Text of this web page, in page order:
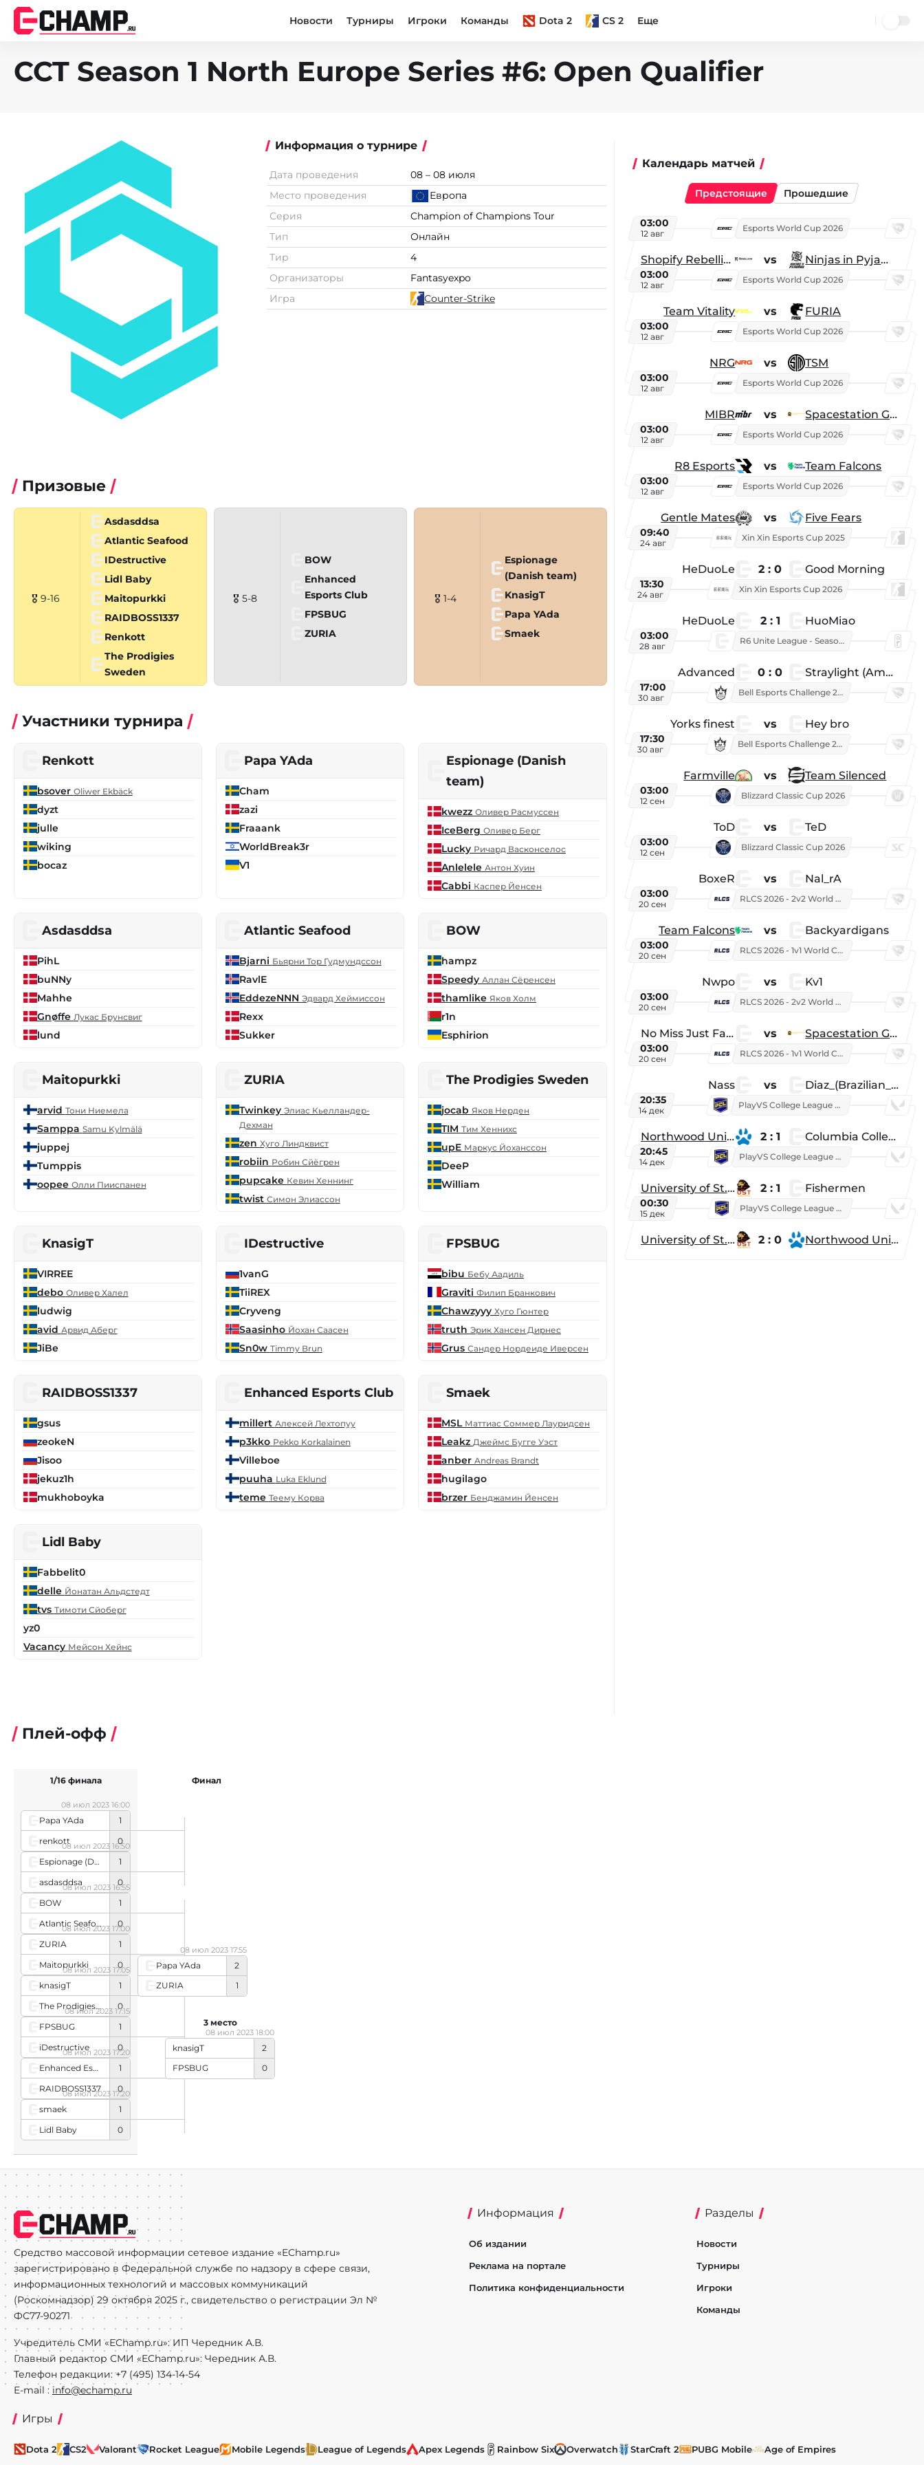
Новости Турниры Игроки Команды Dota 2 CS 2 Еще
CCT Season 1 North Europe Series #6: Open Qualifier
Информация о турнире
Дата проведения
08 – 08 июля
Место проведения
Европа
Серия
Champion of Champions Tour
Тип
Онлайн
Тир
4
Организаторы
Fantasyexpo
Игра
Counter-Strike
Призовые
🎖 9-16
Asdasddsa
Atlantic Seafood
IDestructive
Lidl Baby
Maitopurkki
RAIDBOSS1337
Renkott
The Prodigies
Sweden
🎖 5-8
BOW
Enhanced
Esports Club
FPSBUG
ZURIA
🎖 1-4
Espionage
(Danish team)
KnasigT
Papa YAda
Smaek
Участники турнира
Renkott
bsover Oliwer Ekbäck
dyzt
julle
wiking
bocaz
Papa YAda
Cham
zazi
Fraaank
WorldBreak3r
V1
Espionage (Danish
team)
kwezz Оливер Расмуссен
IceBerg Оливер Берг
Lucky Ричард Васконселос
Anlelele Антон Хуин
Cabbi Каспер Йенсен
Asdasddsa
PihL
buNNy
Mahhe
Gnøffe Лукас Брунсвиг
lund
Atlantic Seafood
Bjarni Бьярни Тор Гудмундссон
RavlE
EddezeNNN Эдвард Хеймиссон
Rexx
Sukker
BOW
hampz
Speedy Аллан Сёренсен
thamlike Яков Холм
r1n
Esphirion
Maitopurkki
arvid Тони Ниемела
Samppa Samu Kylmälä
juppej
Tumppis
oopee Олли Пииспанен
ZURIA
Twinkey Элиас Кьелландер-
Дехман
zen Хуго Линдквист
robiin Робин Сйёгрен
pupcake Кевин Хеннинг
twist Симон Элиассон
The Prodigies Sweden
jocab Яков Нерден
TIM Тим Хеннихс
upE Маркус Йоханссон
DeeP
William
KnasigT
VIRREE
debo Оливер Халел
ludwig
avid Арвид Аберг
JiBe
IDestructive
1vanG
TiiREX
Cryveng
Saasinho Йохан Саасен
Sn0w Timmy Brun
FPSBUG
bibu Бебу Аадиль
Graviti Филип Бранкович
Chawzyyy Хуго Гюнтер
truth Эрик Хансен Дирнес
Grus Сандер Нордеиде Иверсен
RAIDBOSS1337
gsus
zeokeN
Jisoo
jekuz1h
mukhoboyka
Enhanced Esports Club
millert Алексей Лехтопуу
p3kko Pekko Korkalainen
Villeboe
puuha Luka Eklund
teme Теему Корва
Smaek
MSL Маттиас Соммер Лауридсен
Leakz Джеймс Бугге Уэст
anber Andreas Brandt
hugilago
brzer Бенджамин Йенсен
Lidl Baby
Fabbelit0
delle Йонатан Альдстедт
tvs Тимоти Сйоберг
yz0
Vacancy Мейсон Хейнс
Календарь матчей
Предстоящие Прошедшие
03:00
12 авг
Esports World Cup 2026
Shopify Rebellion vs Ninjas in Pyjamas
03:00
12 авг
Esports World Cup 2026
Team Vitality vs FURIA
03:00
12 авг
Esports World Cup 2026
NRG vs TSM
03:00
12 авг
Esports World Cup 2026
MIBR vs Spacestation Gaming
03:00
12 авг
Esports World Cup 2026
R8 Esports vs Team Falcons
03:00
12 авг
Esports World Cup 2026
Gentle Mates vs Five Fears
09:40
24 авг
Xin Xin Esports Cup 2025
HeDuoLe 2 : 0 Good Morning
13:30
24 авг
Xin Xin Esports Cup 2026
HeDuoLe 2 : 1 HuoMiao
03:00
28 авг
R6 Unite League - Season 1
Advanced 0 : 0 Straylight (American team)
17:00
30 авг
Bell Esports Challenge 2026
Yorks finest vs Hey bro
17:30
30 авг
Bell Esports Challenge 2026
Farmville vs Team Silenced
03:00
12 сен
Blizzard Classic Cup 2026
ToD vs TeD
03:00
12 сен
Blizzard Classic Cup 2026
BoxeR vs Nal_rA
03:00
20 сен
RLCS 2026 - 2v2 World Championship
Team Falcons vs Backyardigans
03:00
20 сен
RLCS 2026 - 1v1 World Championship
Nwpo vs Kv1
03:00
20 сен
RLCS 2026 - 2v2 World Championship
No Miss Just Fake vs Spacestation Gaming
03:00
20 сен
RLCS 2026 - 1v1 World Championship
Nass vs Diaz_(Brazilian_Player)
20:35
14 дек
PlayVS College League 2025: Fall
Northwood University 2 : 1 Columbia College
20:45
14 дек
PlayVS College League 2025: Fall
University of St. Thomas 2 : 1 Fishermen
00:30
15 дек
PlayVS College League 2025: Fall
University of St. Thomas 2 : 0 Northwood University
Плей-офф
Papa YAda
1
renkott
0
08 июл 2023 16:00
Espionage (Danish team)
1
asdasddsa
0
08 июл 2023 16:50
BOW
1
Atlantic Seafood
0
08 июл 2023 16:55
ZURIA
1
Maitopurkki
0
08 июл 2023 17:00
knasigT
1
The Prodigies Sweden
0
08 июл 2023 17:05
FPSBUG
1
iDestructive
0
08 июл 2023 17:15
Enhanced Esports Club
1
RAIDBOSS1337
0
08 июл 2023 17:20
smaek
1
Lidl Baby
0
08 июл 2023 17:20
1/16 финала
Papa YAda
2
ZURIA
1
08 июл 2023 17:55
Финал
knasigT
2
FPSBUG
0
08 июл 2023 18:00
3 место
Средство массовой информации сетевое издание «EChamp.ru»
зарегистрировано в Федеральной службе по надзору в сфере связи,
информационных технологий и массовых коммуникаций
(Роскомнадзор) 29 октября 2025 г., свидетельство о регистрации Эл №
ФС77-90271
Учредитель СМИ «EChamp.ru»: ИП Чередник А.В.
Главный редактор СМИ «EChamp.ru»: Чередник А.В.
Телефон редакции: +7 (495) 134-14-54
E-mail : info@echamp.ru
Информация
Об издании
Реклама на портале
Политика конфиденциальности
Разделы
Новости
Турниры
Игроки
Команды
Игры
Dota 2 CS2 Valorant Rocket League Mobile Legends League of Legends Apex Legends Rainbow Six Overwatch StarCraft 2 PUBG Mobile Age of Empires